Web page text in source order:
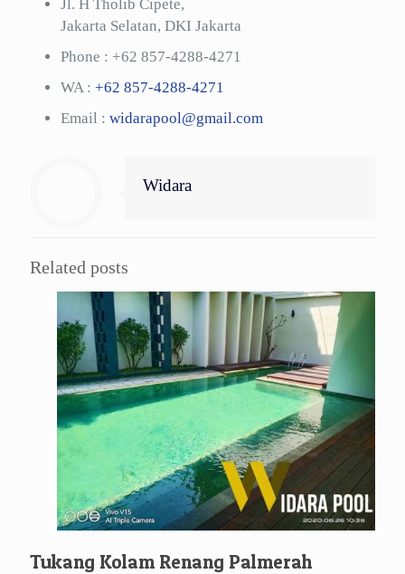
Jl. H Tholib Cipete,
Jakarta Selatan, DKI Jakarta
Phone : +62 857-4288-4271
WA : +62 857-4288-4271
Email : widarapool@gmail.com
Widara
Related posts
Tukang Kolam Renang Palmerah